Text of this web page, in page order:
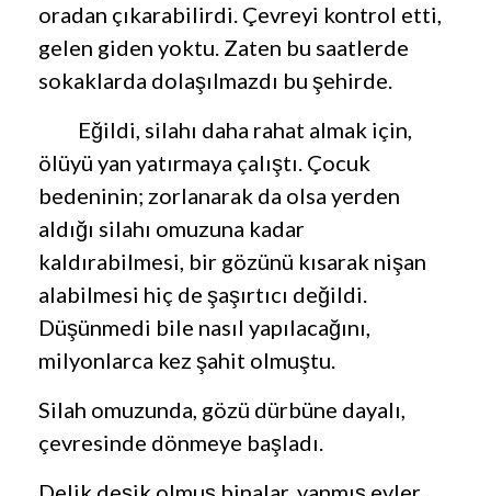
oradan çıkarabilirdi. Çevreyi kontrol etti,
gelen giden yoktu. Zaten bu saatlerde
sokaklarda dolaşılmazdı bu şehirde.
Eğildi, silahı daha rahat almak için,
ölüyü yan yatırmaya çalıştı. Çocuk
bedeninin; zorlanarak da olsa yerden
aldığı silahı omuzuna kadar
kaldırabilmesi, bir gözünü kısarak nişan
alabilmesi hiç de şaşırtıcı değildi.
Düşünmedi bile nasıl yapılacağını,
milyonlarca kez şahit olmuştu.
Silah omuzunda, gözü dürbüne dayalı,
çevresinde dönmeye başladı.